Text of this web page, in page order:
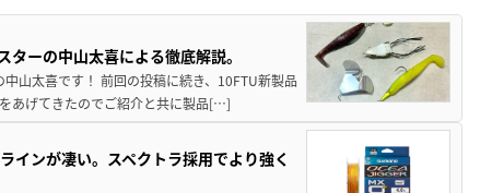
ーの中山太喜による徹底解説。
山太喜です！ 前回の投稿に続き、10FTU新製品
あげてきたのでご紹介と共に製品[…]
インが凄い。スペクトラ採用でより強く